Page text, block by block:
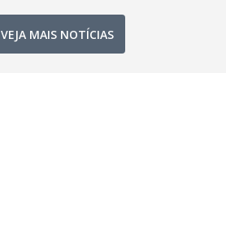
VEJA MAIS NOTÍCIAS